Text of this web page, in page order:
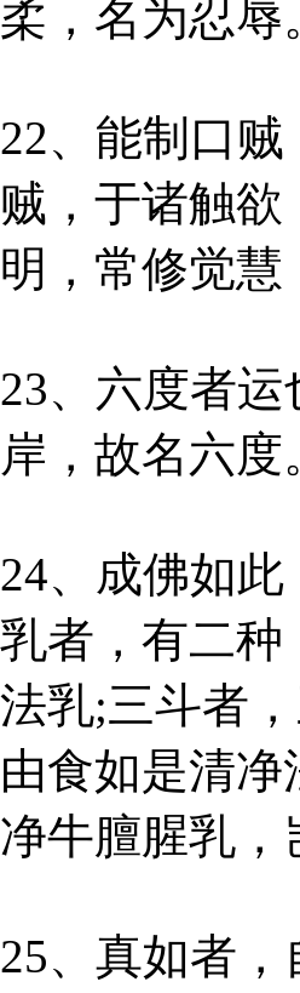
柔，名为忍辱
22、能制口
贼，于诸触
明，常修觉
23、六度者
岸，故名六度
24、成佛如
乳者，有二种
法乳;三斗者
由食如是清
净牛膻腥乳，
25、真如者